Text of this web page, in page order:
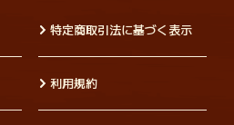
特定商取引法に基づく表示
利用規約